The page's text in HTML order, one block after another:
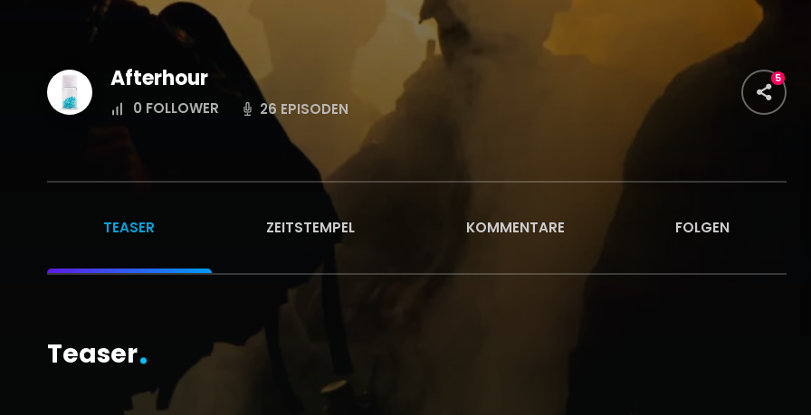
Afterhour
0 FOLLOWER 26 EPISODEN
5
TEASER ZEITSTEMPEL KOMMENTARE FOLGEN
Teaser